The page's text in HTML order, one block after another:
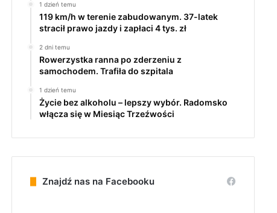
1 dzień temu
119 km/h w terenie zabudowanym. 37-latek
stracił prawo jazdy i zapłaci 4 tys. zł
2 dni temu
Rowerzystka ranna po zderzeniu z
samochodem. Trafiła do szpitala
1 dzień temu
Życie bez alkoholu – lepszy wybór. Radomsko
włącza się w Miesiąc Trzeźwości
Znajdź nas na Facebooku